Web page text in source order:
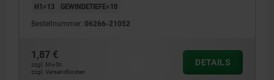
H1=13
GEWINDETIEFE=10
Bestellnummer: 06266-21052
1,87 €
zzgl. MwSt.
zzgl. Versandkosten
DETAILS